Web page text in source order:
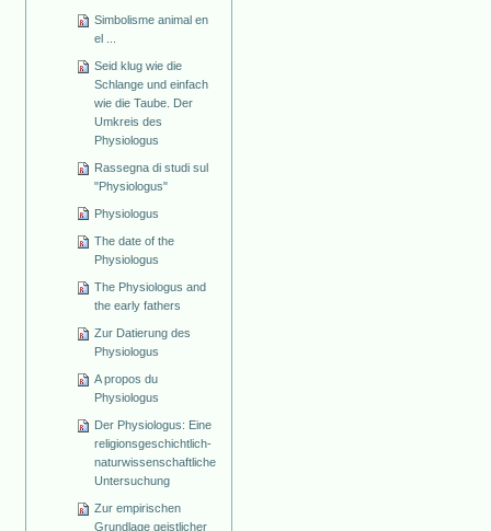
Simbolisme animal en
el ...
Seid klug wie die
Schlange und einfach
wie die Taube. Der
Umkreis des
Physiologus
Rassegna di studi sul
"Physiologus"
Physiologus
The date of the
Physiologus
The Physiologus and
the early fathers
Zur Datierung des
Physiologus
A propos du
Physiologus
Der Physiologus: Eine
religionsgeschichtlich-
naturwissenschaftliche
Untersuchung
Zur empirischen
Grundlage geistlicher